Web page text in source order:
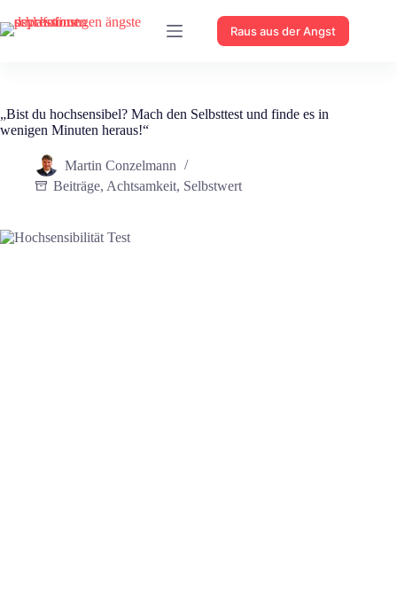
Inhalt
springen
Raus aus der Angst
„Bist du hochsensibel? Mach den Selbsttest und finde es in
wenigen Minuten heraus!“
Martin Conzelmann
Beiträge, Achtsamkeit, Selbstwert